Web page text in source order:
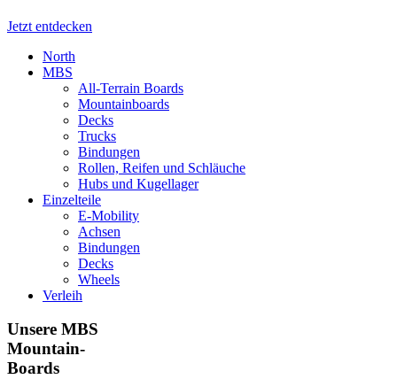
Jetzt entdecken
North
MBS
All-Terrain Boards
Mountainboards
Decks
Trucks
Bindungen
Rollen, Reifen und Schläuche
Hubs und Kugellager
Einzelteile
E-Mobility
Achsen
Bindungen
Decks
Wheels
Verleih
Unsere MBS
Mountain-
Boards